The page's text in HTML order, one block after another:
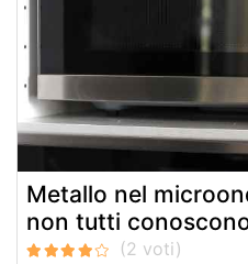
Metallo nel
non tutti